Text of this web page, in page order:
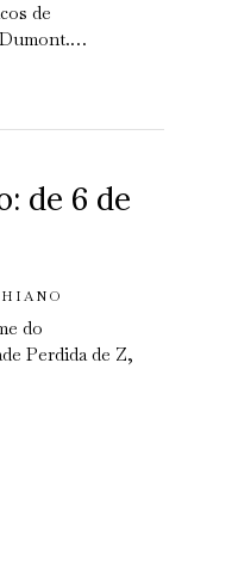
de
Dumont.…
de 6 de
do
Perdida de Z,